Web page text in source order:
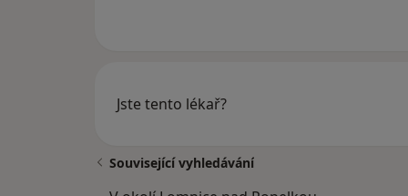
Jste tento lékař?
Související vyhledávání